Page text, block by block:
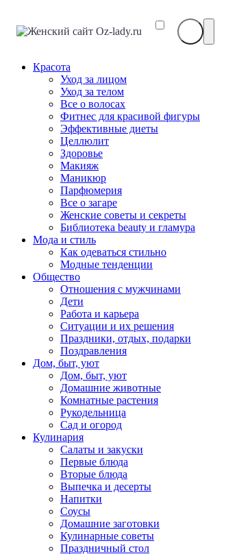
Красота
Уход за лицом
Уход за телом
Все о волосах
Фитнес для красивой фигуры
Эффективные диеты
Целлюлит
Здоровье
Макияж
Маникюр
Парфюмерия
Все о загаре
Женские советы и секреты
Библиотека beauty и гламура
Мода и стиль
Как одеваться стильно
Модные тенденции
Общество
Отношения с мужчинами
Дети
Работа и карьера
Ситуации и их решения
Праздники, отдых, подарки
Поздравления
Дом, быт, уют
Дом, быт, уют
Домашние животные
Комнатные растения
Рукодельница
Сад и огород
Кулинария
Салаты и закуски
Первые блюда
Вторые блюда
Выпечка и десерты
Напитки
Соусы
Домашние заготовки
Кулинарные советы
Праздничный стол